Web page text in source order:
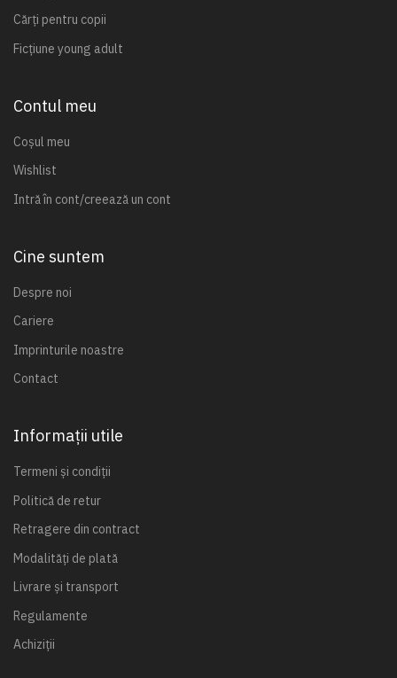
Cărți pentru copii
Ficțiune young adult
Contul meu
Coșul meu
Wishlist
Intră în cont/creează un cont
Cine suntem
Despre noi
Cariere
Imprinturile noastre
Contact
Informații utile
Termeni și condiții
Politică de retur
Retragere din contract
Modalități de plată
Livrare și transport
Regulamente
Achiziții